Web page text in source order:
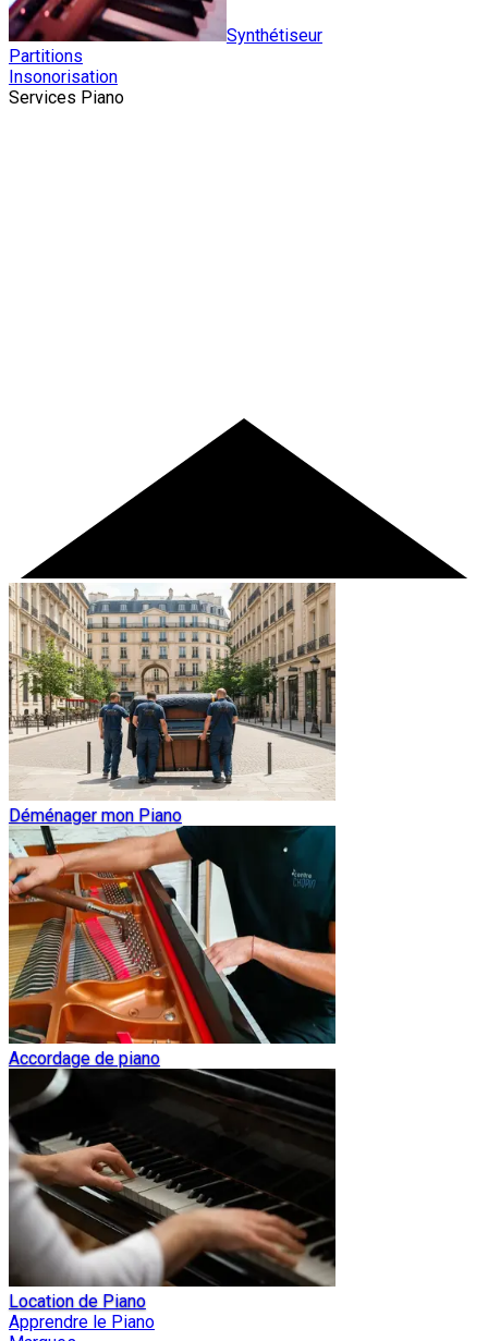
Synthétiseur
Partitions
Insonorisation
Services Piano
Déménager mon Piano
Accordage de piano
Location de Piano
Apprendre le Piano